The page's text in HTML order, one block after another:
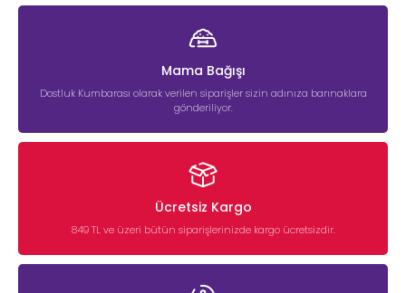
Mama Bağışı
Dostluk Kumbarası olarak verilen siparişler sizin adınıza barınaklara
gönderiliyor.
Ücretsiz Kargo
849 TL ve üzeri bütün siparişlerinizde kargo ücretsizdir.